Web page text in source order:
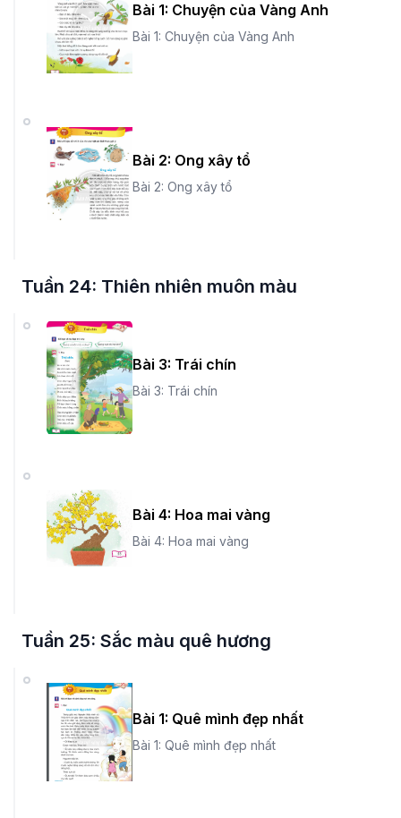
Bài 1: Chuyện của Vàng Anh
Bài 1: Chuyện của Vàng Anh
Bài 2: Ong xây tổ
Bài 2: Ong xây tổ
Tuần 24: Thiên nhiên muôn màu
Bài 3: Trái chín
Bài 3: Trái chín
Bài 4: Hoa mai vàng
Bài 4: Hoa mai vàng
Tuần 25: Sắc màu quê hương
Bài 1: Quê mình đẹp nhất
Bài 1: Quê mình đẹp nhất